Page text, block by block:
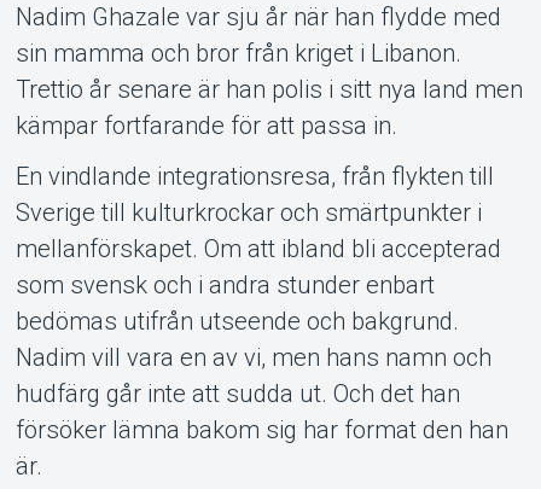
Support
Om Tickster
Nadim Ghazale var sju år när han flydde med
sin mamma och bror från kriget i Libanon.
Trettio år senare är han polis i sitt nya land men
kämpar fortfarande för att passa in.
En vindlande integrationsresa, från flykten till
Sverige till kulturkrockar och smärtpunkter i
mellanförskapet. Om att ibland bli accepterad
som svensk och i andra stunder enbart
bedömas utifrån utseende och bakgrund.
Nadim vill vara en av vi, men hans namn och
hudfärg går inte att sudda ut. Och det han
försöker lämna bakom sig har format den han
är.